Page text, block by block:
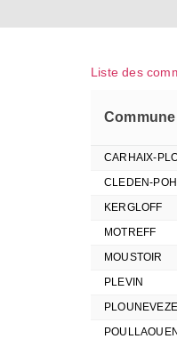
Liste des
Commune
CARHAIX-
CLEDEN-
KERGLOFF
MOTREFF
MOUSTOIR
PLEVIN
POULLAOUEN